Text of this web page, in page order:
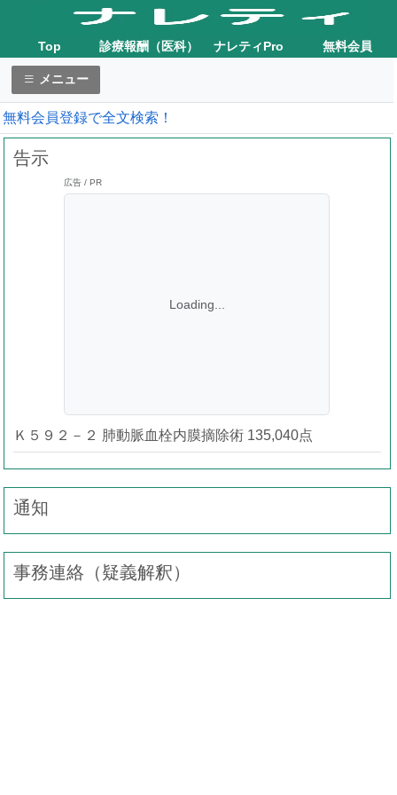
Top 診療報酬（医科） ナレティPro 無料会員
メニュー
無料会員登録で全文検索！
告示
広告 / PR
Loading...
Ｋ５９２－２ 肺動脈血栓内膜摘除術 135,040点
通知
事務連絡（疑義解釈）